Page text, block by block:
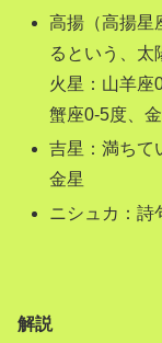
高揚（高揚星
るという、太
火星：山羊座
蟹座0-5度、
吉星：満ちて
金星
ニシュカ：詩
解説